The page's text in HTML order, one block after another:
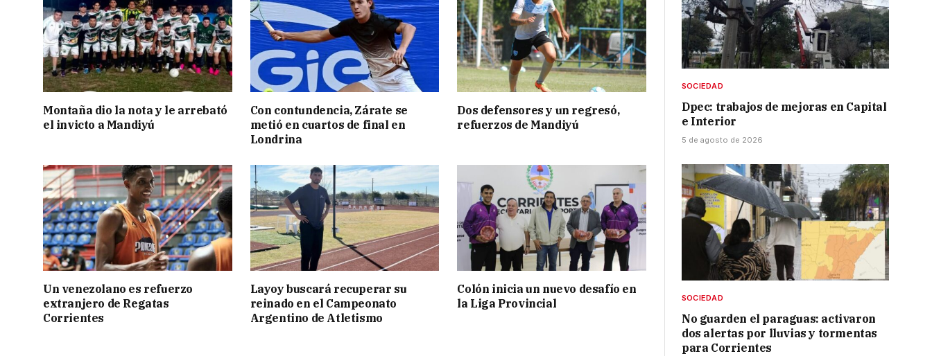
Montaña dio la nota y le arrebató
el invicto a Mandiyú
Con contundencia, Zárate se
metió en cuartos de final en
Londrina
Dos defensores y un regresó,
refuerzos de Mandiyú
Un venezolano es refuerzo
extranjero de Regatas
Corrientes
Layoy buscará recuperar su
reinado en el Campeonato
Argentino de Atletismo
Colón inicia un nuevo desafío en
la Liga Provincial
SOCIEDAD
Dpec: trabajos de mejoras en Capital
e Interior
5 de agosto de 2026
SOCIEDAD
No guarden el paraguas: activaron
dos alertas por lluvias y tormentas
para Corrientes